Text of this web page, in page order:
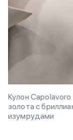
Кулон
золота с
изумрудами